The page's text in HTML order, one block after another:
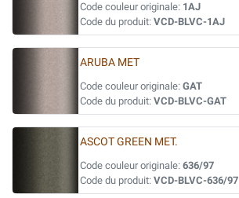
Code couleur originale: 1AJ
Code du produit: VCD-BLVC-1AJ
ARUBA MET
Code couleur originale: GAT
Code du produit: VCD-BLVC-GAT
ASCOT GREEN MET.
Code couleur originale: 636/97
Code du produit: VCD-BLVC-636/97